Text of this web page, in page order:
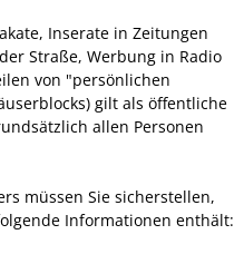
Inserate in Zeitungen
Straße, Werbung in Radio
von "persönlichen
gilt als öffentliche
allen Personen
müssen Sie sicherstellen,
Informationen enthält: